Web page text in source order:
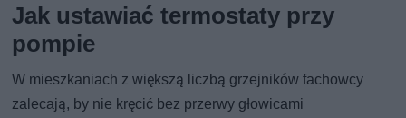
Jak ustawiać termostaty przy
pompie
W mieszkaniach z większą liczbą grzejników fachowcy
zalecają, by nie kręcić bez przerwy głowicami